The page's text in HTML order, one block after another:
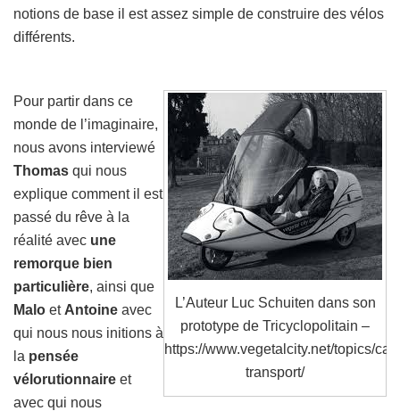
notions de base il est assez simple de construire des vélos
différents.
L’Auteur Luc Schuiten dans son
prototype de Tricyclopolitain –
https://www.vegetalcity.net/topics/
transport/
Pour partir dans ce
monde de l’imaginaire,
nous avons interviewé
Thomas qui nous
explique comment il est
passé du rêve à la
réalité avec une
remorque bien
particulière, ainsi que
Malo et Antoine avec
qui nous nous initions à
la pensée
vélorutionnaire et
avec qui nous